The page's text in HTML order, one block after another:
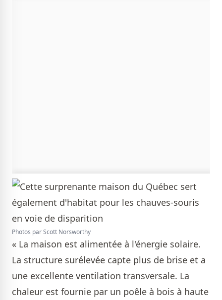
Photos par Scott Norsworthy
« La maison est alimentée à l'énergie solaire.
La structure surélevée capte plus de brise et a
une excellente ventilation transversale. La
chaleur est fournie par un poêle à bois à haute